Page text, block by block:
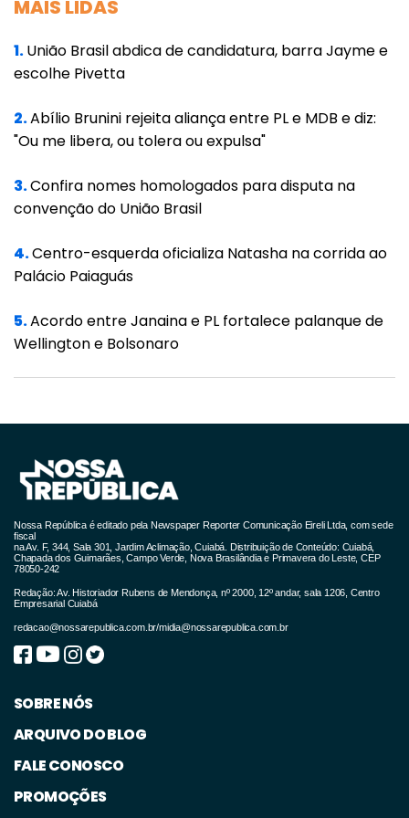
cultura de ódio.
tantas outras à plena participação política é
mais do que um ato de solidariedade. É uma
aposta estratégica no aprofundamento da
nossa própria democracia. É lutar por um
mas um espelho vibrante e multifacetado do
povo que ele representa. A política precisa,
urgentemente, de todas as vozes.
MAIS LIDAS
1.União Brasil abdica de candidatura, barra Jayme e
escolhe Pivetta
2.Abílio Brunini rejeita aliança entre PL e MDB e diz:
"Ou me libera, ou tolera ou expulsa"
3.Confira nomes homologados para disputa na
convenção do União Brasil
4.Centro-esquerda oficializa Natasha na corrida ao
Palácio Paiaguás
5.Acordo entre Janaina e PL fortalece palanque de
Wellington e Bolsonaro
Nossa República é editado pela Newspaper Reporter Comunicação Eireli Ltda, com sede
fiscal
na Av. F, 344, Sala 301, Jardim Aclimação, Cuiabá. Distribuição de Conteúdo: Cuiabá,
Chapada dos Guimarães, Campo Verde, Nova Brasilândia e Primavera do Leste, CEP
78050-242
Redação: Av. Historiador Rubens de Mendonça, nº 2000, 12º andar, sala 1206, Centro
Empresarial Cuiabá
redacao@nossarepublica.com.br/midia@nossarepublica.com.br
SOBRE NÓS
ARQUIVO DO BLOG
FALE CONOSCO
PROMOÇÕES